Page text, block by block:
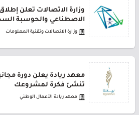
وزارة الاتصالات تعلن
الاصطناعي والحوسبة
وزارة الاتصالات وتقنية المعلومات
معهد ريادة يعلن دورة
تنشئ فكرة لمشروعك
معهد ريادة الأعمال الوطني